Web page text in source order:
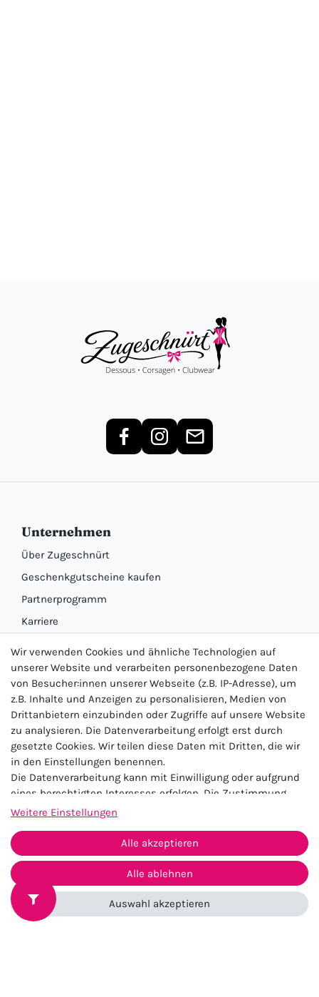
Unternehmen
Über Zugeschnürt
Geschenkgutscheine kaufen
Partnerprogramm
Karriere
Informationen
Unsere Marken
Umtausch & Retoure
Zahlung & Versand
Batterieentsorgung
Service
FAQ
Kontakt
Größentabellen
Newsletter
Newsletter
Abonniere kostenlos den Zugeschnürt Newsletter und
Wir verwenden Cookies und ähnliche Technologien auf
unserer Website und verarbeiten personenbezogene Daten
von Besucher:innen unserer Webseite (z.B. IP-Adresse), um
z.B. Inhalte und Anzeigen zu personalisieren, Medien von
Drittanbietern einzubinden oder Zugriffe auf unsere Website
zu analysieren. Die Datenverarbeitung erfolgt erst durch
gesetzte Cookies. Wir teilen diese Daten mit Dritten, die wir
in den Einstellungen benennen.
Die Datenverarbeitung kann mit Einwilligung oder aufgrund
eines berechtigten Interesses erfolgen. Die Zustimmung
kann erteilt oder abgelehnt werden. Es besteht das Recht,
Zeitpunkt zu ändern oder zu widerrufen. Beachten Sie unser
Impressumund weitere Hinweise zur Verwendung
personenbezogener Daten in unserer
Weitere Einstellungen
Alle akzeptieren
Alle ablehnen
Auswahl akzeptieren